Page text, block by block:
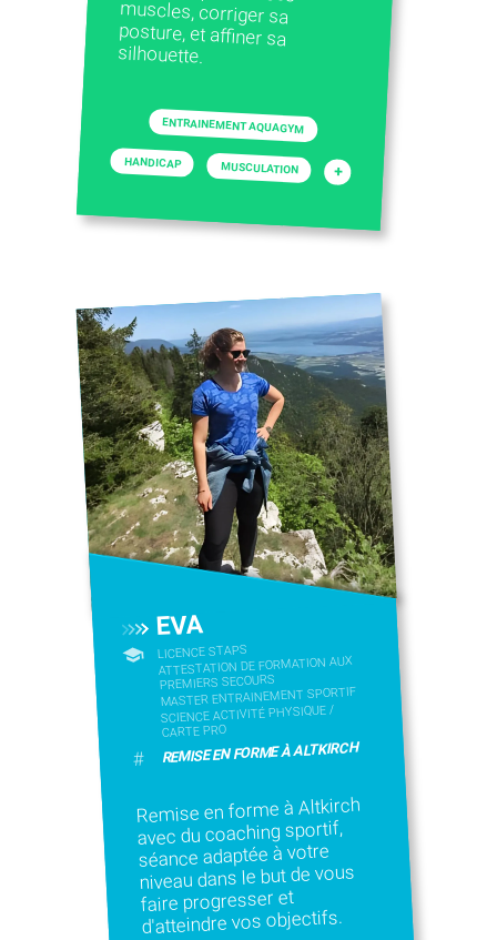
silhouette.
ENTRAINEMENT AQUAGYM
HANDICAP MUSCULATION +
EVA
LICENCE STAPS
ATTESTATION DE FORMATION AUX
PREMIERS SECOURS
MASTER ENTRAINEMENT SPORTIF
SCIENCE ACTIVITÉ PHYSIQUE /
CARTE PRO
# REMISE EN FORME À ALTKIRCH
Remise en forme à Altkirch
avec du coaching sportif,
séance adaptée à votre
niveau dans le but de vous
faire progresser et
d'atteindre vos objectifs.